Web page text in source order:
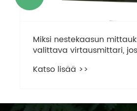
Miksi nestekaasun
valittava virtausmittari,
Katso lisää >>